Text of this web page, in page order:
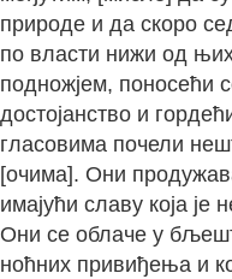
природе и да скоро
по власти нижи од њих
подножјем, поносећи
достојанство и
гласовима почели
[очима]. Они
имајући славу која је
Они се облаче у
ноћних привиђења и